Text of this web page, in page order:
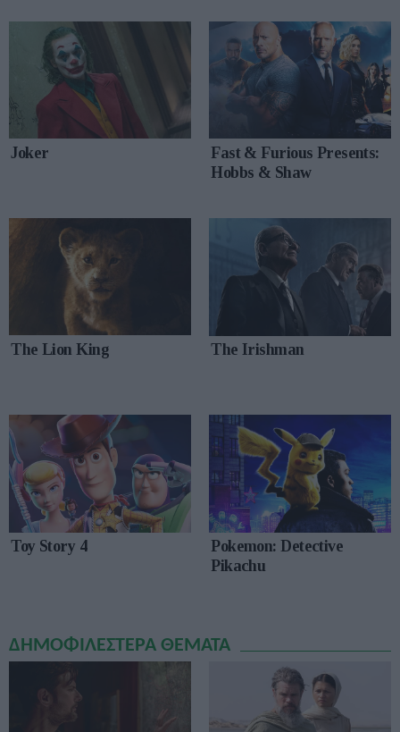
Joker
Fast & Furious Presents:
Hobbs & Shaw
The Lion King The Irishman
Toy Story 4
Pokemon: Detective
Pikachu
ΔΗΜΟΦΙΛΕΣΤΕΡΑ ΘΕΜΑΤΑ